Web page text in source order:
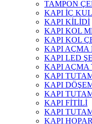
TAMPON
KAPI İÇ
KAPI KİLİDİ
KAPI KOL
KAPI KOL
KAPI AÇMA
KAPI LED
KAPI AÇMA
KAPI
KAPI
KAPI
KAPI FİTİLİ
KAPI
KAPI